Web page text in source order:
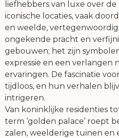
liefhebbers van luxe over
iconische locaties, vaak
en weelde,
ongekende pracht en
gebouwen; het zijn
expressie en een verlangen
ervaringen. De fascinatie
tijdloos, en hun verhalen
intrigeren.
Van koninklijke residenties
term ‘golden palace’ roept
zalen, weelderige tuinen en